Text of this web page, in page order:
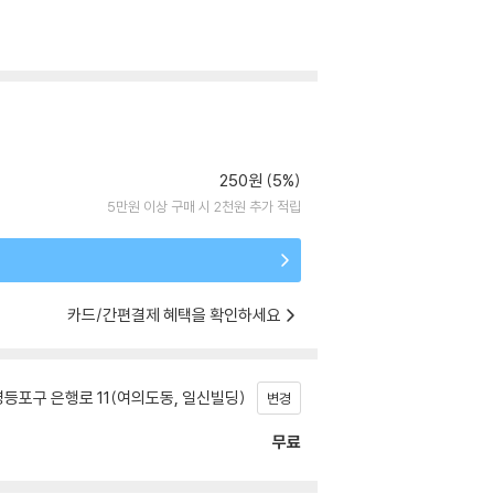
250원 (5%)
5만원 이상 구매 시 2천원 추가 적립
카드/간편결제 혜택을 확인하세요
포구 은행로 11(여의도동, 일신빌딩) 변경
무료